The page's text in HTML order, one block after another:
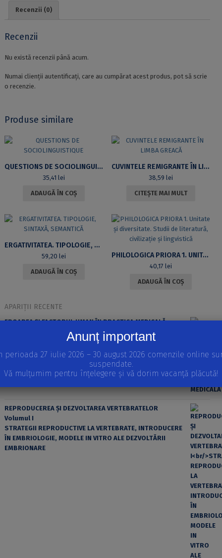
ACTELE
DE-
XXI-
COLOCVIU
INTERNAȚIONAL
LINGVISTICĂ
19‒
noiembrie
Recenzii (0)
Recenzii
Nu există recenzii până acum.
Numai clienții autentificați, care au cumpărat acest produs, pot să scrie
o recenzie.
Produse similare
QUESTIONS DE SOCIOLINGUISTIQUE
35,41 lei
ADAUGĂ ÎN COȘ
CUVINTELE REMIGRANTE ÎN LIMBA GREACĂ
38,59 lei
CITEȘTE MAI MULT
ERGATIVITATEA. TIPOLOGIE, SINTAXĂ, SEMANTICĂ
59,20 lei
ADAUGĂ ÎN COȘ
PHILOLOGICA PRIORA 1. UNITATE ȘI DIVERSITATE. STUDII DE LITERATURĂ, CIVILIZAȚIE ȘI LINGVISTICĂ
40,17 lei
ADAUGĂ ÎN COȘ
APARIȚII RECENTE
EROAREA ȘI FACTORUL UMAN ÎN PRACTICA MEDICALĂ
REPRODUCEREA ȘI DEZVOLTAREA VERTEBRATELOR
Volumul I
STRATEGII REPRODUCTIVE LA VERTEBRATE, INTRODUCERE
ÎN EMBRIOLOGIE, MODELE IN VITRO ALE DEZVOLTĂRII
EMBRIONARE
Anunț important
perioada 27 iulie 2026 – 30 august 2026 comenzile online
suspendate.
Vă mulțumim pentru înțelegere și vă dorim vacanță plăcută!